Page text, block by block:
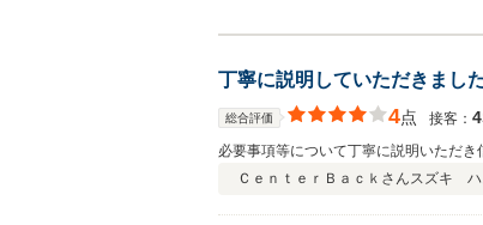
丁寧に説明していただきまし
総合評価 4点 接客： 4
必要事項等について丁寧に説明いただき
ＣｅｎｔｅｒＢａｃｋさんスズキ ハ